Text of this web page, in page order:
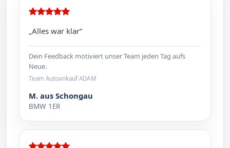
„Alles war klar“
Dein Feedback motiviert unser Team jeden Tag aufs
Neue.
Team Autoankauf ADAM
M. aus Schongau
BMW 1ER